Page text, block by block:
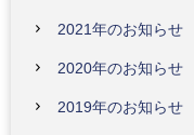
2021年のお知らせ
2020年のお知らせ
2019年のお知らせ